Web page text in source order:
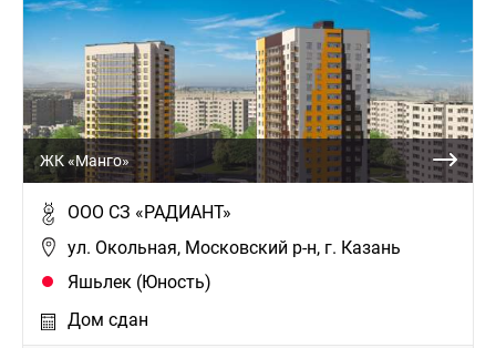
ЖК «Манго»
ООО СЗ «РАДИАНТ»
ул. Окольная, Московский р-н, г. Казань
Яшьлек (Юность)
Дом сдан